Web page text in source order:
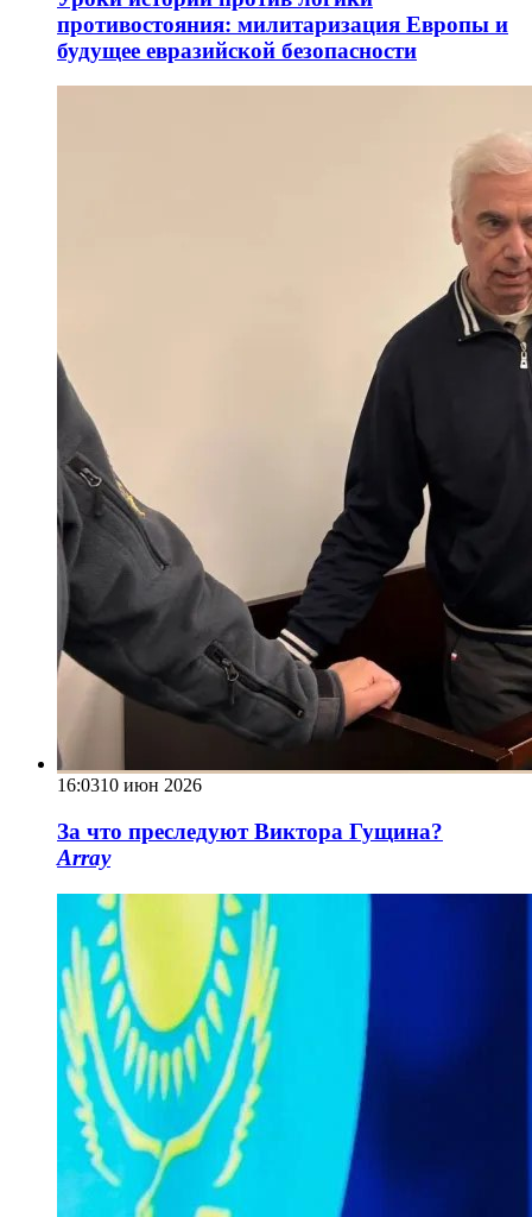
противостояния: милитаризация Европы и
будущее евразийской безопасности
16:0310 июн 2026
За что преследуют Виктора Гущина?
Array